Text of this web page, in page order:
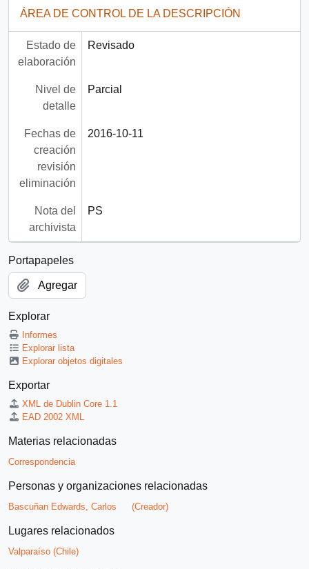
ÁREA DE CONTROL DE LA DESCRIPCIÓN
Estado de
elaboración
Revisado
Nivel de
detalle
Parcial
Fechas de
creación
revisión
eliminación
2016-10-11
Nota del
archivista
PS
Portapapeles
Agregar
Explorar
Informes
Explorar lista
Explorar objetos digitales
Exportar
XML de Dublin Core 1.1
EAD 2002 XML
Materias relacionadas
Correspondencia
Personas y organizaciones relacionadas
Bascuñan Edwards, Carlos (Creador)
Lugares relacionados
Valparaíso (Chile)